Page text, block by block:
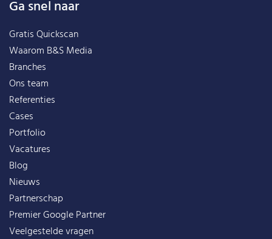
Ga snel naar
Gratis Quickscan
Waarom B&S Media
Branches
Ons team
Referenties
Cases
Portfolio
Vacatures
Blog
Nieuws
Partnerschap
Premier Google Partner
Veelgestelde vragen